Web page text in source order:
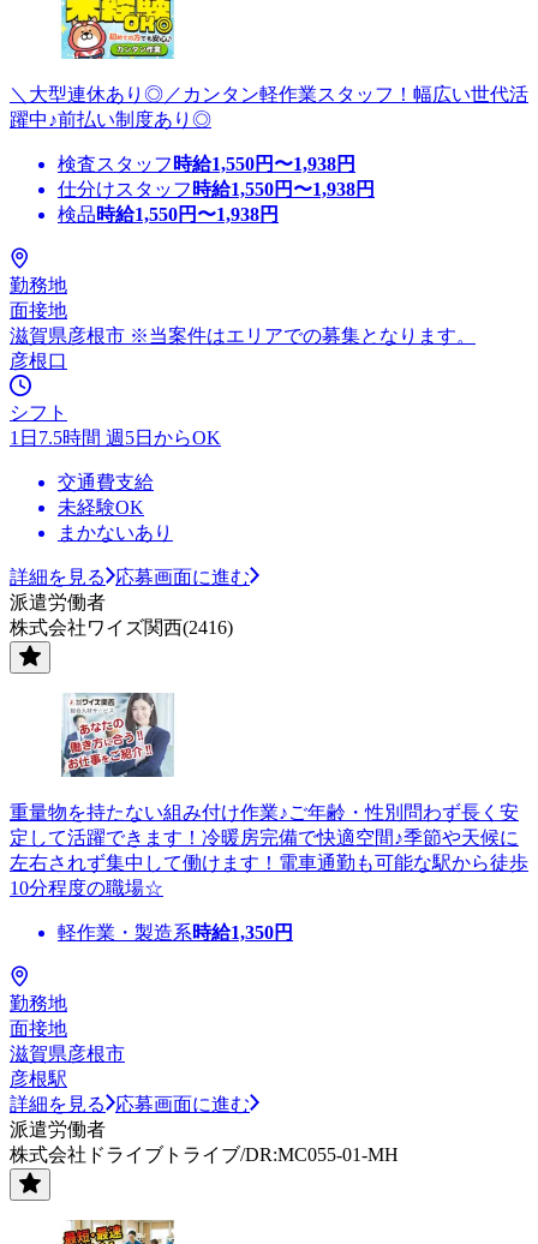
＼大型連休あり◎／カンタン軽作業スタッフ！幅広い世代活
躍中♪前払い制度あり◎
検査スタッフ 時給1,550円〜1,938円
仕分けスタッフ 時給1,550円〜1,938円
検品時給1,550円〜1,938円
勤務地
面接地
滋賀県彦根市 ※当案件はエリアでの募集となります。
彦根口
シフト
1日7.5時間 週5日からOK
交通費支給
未経験OK
まかないあり
詳細を見る
応募画面に進む
派遣労働者
株式会社ワイズ関西(2416)
重量物を持たない組み付け作業♪ご年齢・性別問わず長く安
定して活躍できます！冷暖房完備で快適空間♪季節や天候に
左右されず集中して働けます！電車通勤も可能な駅から徒歩
10分程度の職場☆
軽作業・製造系時給1,350円
勤務地
面接地
滋賀県彦根市
彦根駅
詳細を見る
応募画面に進む
派遣労働者
株式会社ドライブトライブ/DR:MC055-01-MH